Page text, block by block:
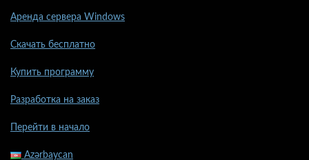
Аренда сервера Windows
Скачать бесплатно
Купить программу
Разработка на заказ
Перейти в начало
Azərbaycan